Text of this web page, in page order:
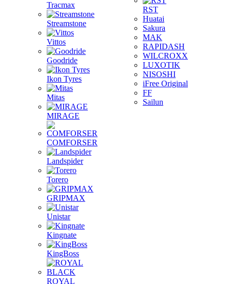
Tracmax
Streamstone
Vittos
Goodride
Ikon Tyres
Mitas
MIRAGE
COMFORSER
Landspider
Torero
GRIPMAX
Unistar
Kingnate
KingBoss
ROYAL
RST
Huatai
Sakura
MAK
RAPIDASH
WILCROXX
LUXOTIK
NISOSHI
iFree Original
FF
Sailun